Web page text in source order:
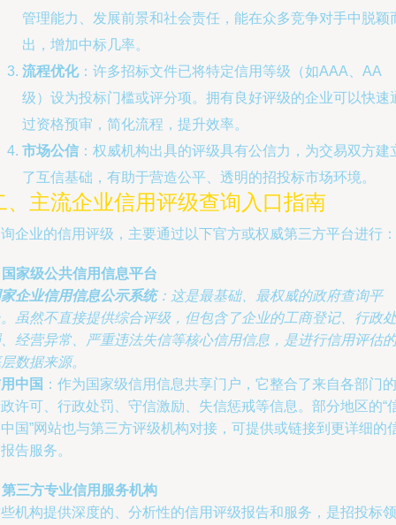
管理能力、发展前景和社会责任，能在众多竞争对手中脱颖
出，增加中标几率。
流程优化：许多招标文件已将特定信用等级（如AAA、AA
级）设为投标门槛或评分项。拥有良好评级的企业可以快速
过资格预审，简化流程，提升效率。
市场公信 ：权威机构出具的评级具有公信力，为交易双方建
了互信基础，有助于营造公平、透明的招投标市场环境。
、主流企业信用评级查询入口指南
企业的信用评级，主要通过以下官方或权威第三方平台进行：
家级公共信用信息平台
企业信用信息公示系统：这是最基础、最权威的政府查询平
虽然不直接提供综合评级，但包含了企业的工商登记、行政处
经营异常、严重违法失信等核心信用信息，是进行信用评估的
数据来源。
中国 ：作为国家级信用信息共享门户，它整合了来自各部门的
许可、行政处罚、守信激励、失信惩戒等信息。部分地区的“
国”网站也与第三方评级机构对接，可提供或链接到更详细的
告服务。
三方专业信用服务机构
机构提供深度的、分析性的信用评级报告和服务，是招投标领